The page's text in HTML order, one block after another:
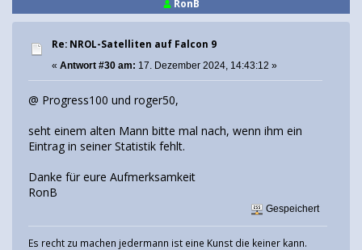
RonB
Re: NROL-Satelliten auf Falcon 9
« Antwort #30 am: 17. Dezember 2024, 14:43:12 »
@ Progress100 und roger50,
seht einem alten Mann bitte mal nach, wenn ihm ein
Eintrag in seiner Statistik fehlt.
Danke für eure Aufmerksamkeit
RonB
Gespeichert
Es recht zu machen jedermann ist eine Kunst die keiner kann.